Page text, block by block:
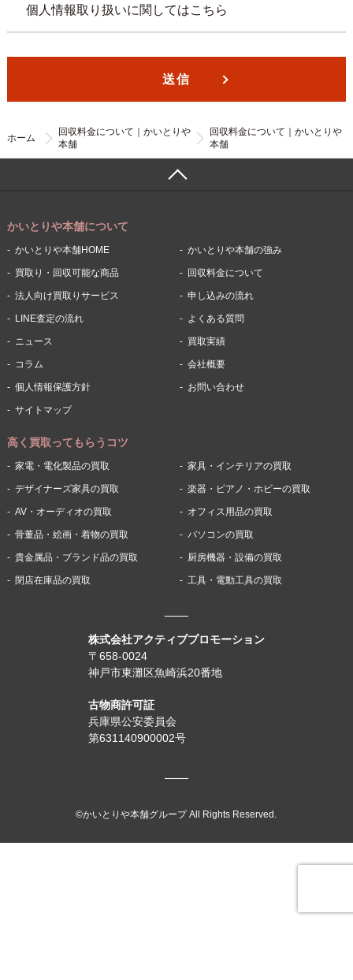
個人情報取り扱いに関してはこちら
ホーム
回収料金について｜かいとりや
本舗
回収料金について｜かいとりや
本舗
株式会社アクティブプロモーション
〒658-0024
神戸市東灘区魚崎浜20番地
古物商許可証
兵庫県公安委員会
第631140900002号
かいとりや本舗について
かいとりや本舗HOME かいとりや本舗の強み
買取り・回収可能な商品 回収料金について
法人向け買取りサービス 申し込みの流れ
LINE査定の流れ よくある質問
ニュース 買取実績
コラム 会社概要
個人情報保護方針 お問い合わせ
サイトマップ
高く買取ってもらうコツ
家電・電化製品の買取 家具・インテリアの買取
デザイナーズ家具の買取 楽器・ピアノ・ホビーの買取
AV・オーディオの買取 オフィス用品の買取
骨董品・絵画・着物の買取 パソコンの買取
貴金属品・ブランド品の買取 厨房機器・設備の買取
閉店在庫品の買取 工具・電動工具の買取
©かいとりや本舗グループ All Rights Reserved.